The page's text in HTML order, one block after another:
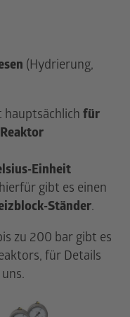
(Hydrierung,
hauptsächlich für
Einheit
gibt es einen
Ständer.
zu 200 bar gibt es
für Details